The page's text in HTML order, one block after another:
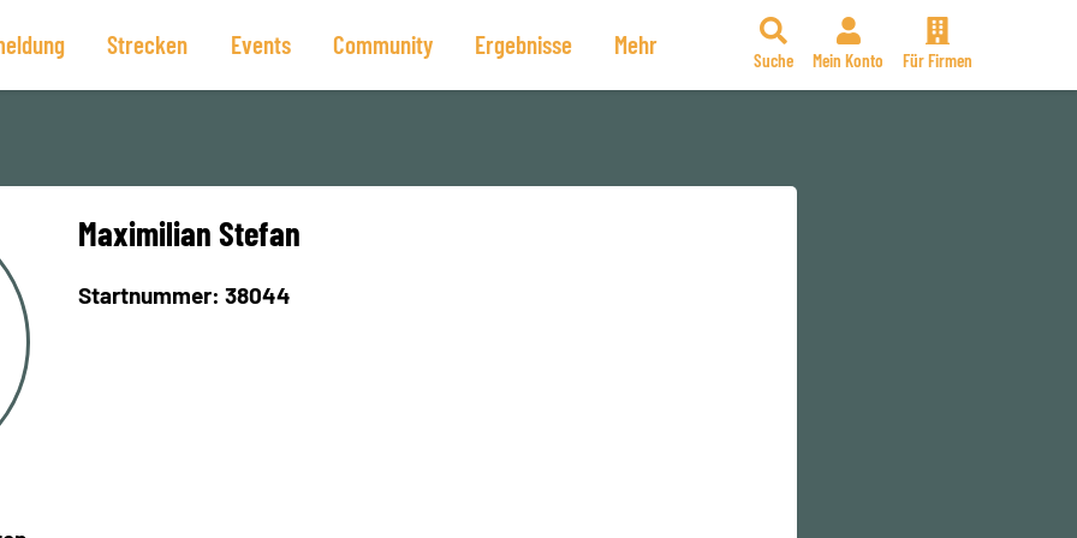
Strecken Events Community Ergebnisse Mehr
Suche Mein Konto Für Firmen
Maximilian Stefan
Startnummer: 38044